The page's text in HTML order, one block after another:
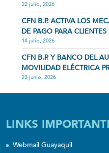
22 julio, 2026
CFN B.P. ACTIVA LOS
DE PAGO PARA
14 julio, 2026
CFN B.P. Y BANCO DEL
MOVILIDAD ELÉCTRICA
23 junio, 2026
LINKS
Webmail Guayaquil